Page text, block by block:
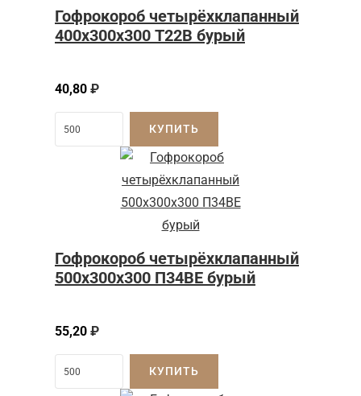
Гофрокороб четырёхклапанный
400х300х300 Т22В бурый
40,80 ₽
КУПИТЬ
Гофрокороб четырёхклапанный
500x300x300 П34BE бурый
55,20 ₽
КУПИТЬ